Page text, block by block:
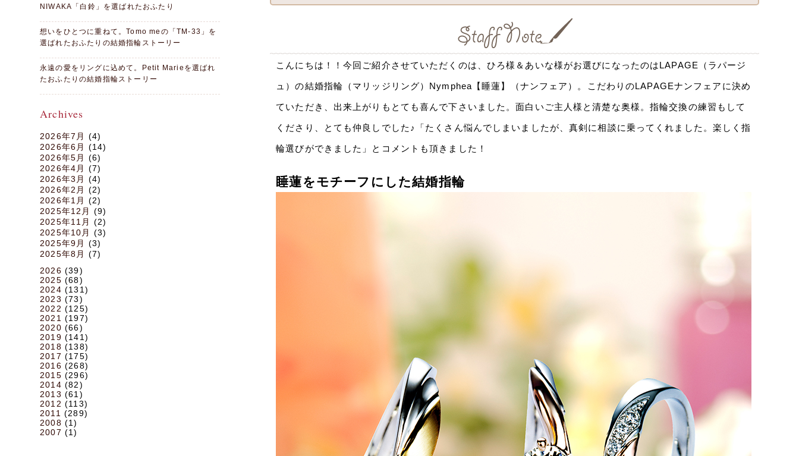
NIWAKA「白鈴」を選ばれたおふたり
想いをひとつに重ねて。Tomo meの「TM-33」を
選ばれたおふたりの結婚指輪ストーリー
永遠の愛をリングに込めて。Petit Marieを選ばれ
たおふたりの結婚指輪ストーリー
Archives
2026年7月
(4)
2026年6月
(14)
2026年5月
(6)
2026年4月
(7)
2026年3月
(4)
2026年2月
(2)
2026年1月
(2)
2025年12月
(9)
2025年11月
(2)
2025年10月
(3)
2025年9月
(3)
2025年8月
(7)
2026 (39)
2025 (68)
2024 (131)
2023 (73)
2022 (125)
2021 (197)
2020 (66)
2019 (141)
2018 (138)
2017 (175)
2016 (268)
2015 (296)
2014 (82)
2013 (61)
2012 (113)
2011 (289)
2008 (1)
2007 (1)
こんにちは！！今回ご紹介させていただくのは、ひろ様＆あいな様がお選びになったのはLAPAGE（ラパージ
ュ）の結婚指輪（マリッジリング） Nymphea【睡蓮】（ナンフェア） 。こだわりのLAPAGEナンフェアに決め
ていただき、出来上がりもとても喜んで下さいました。面白いご主人様と清楚な奥様。指輪交換の練習もして
くださり、とても仲良しでした♪「たくさん悩んでしまいましたが、真剣に相談に乗ってくれました。楽しく指
輪選びができました」とコメントも頂きました！
睡蓮をモチーフにした結婚指輪